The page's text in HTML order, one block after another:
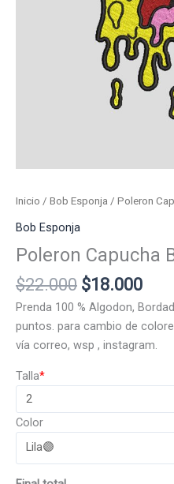
Inicio / Bob Esponja / Poleron
Bob Esponja
Poleron Capucha
$22.000 El
precio
original
era:
$18.000El
es:
Prenda 100 % Algodon,
puntos. para cambio de
vía correo, wsp , instagram.
*
Talla
Color